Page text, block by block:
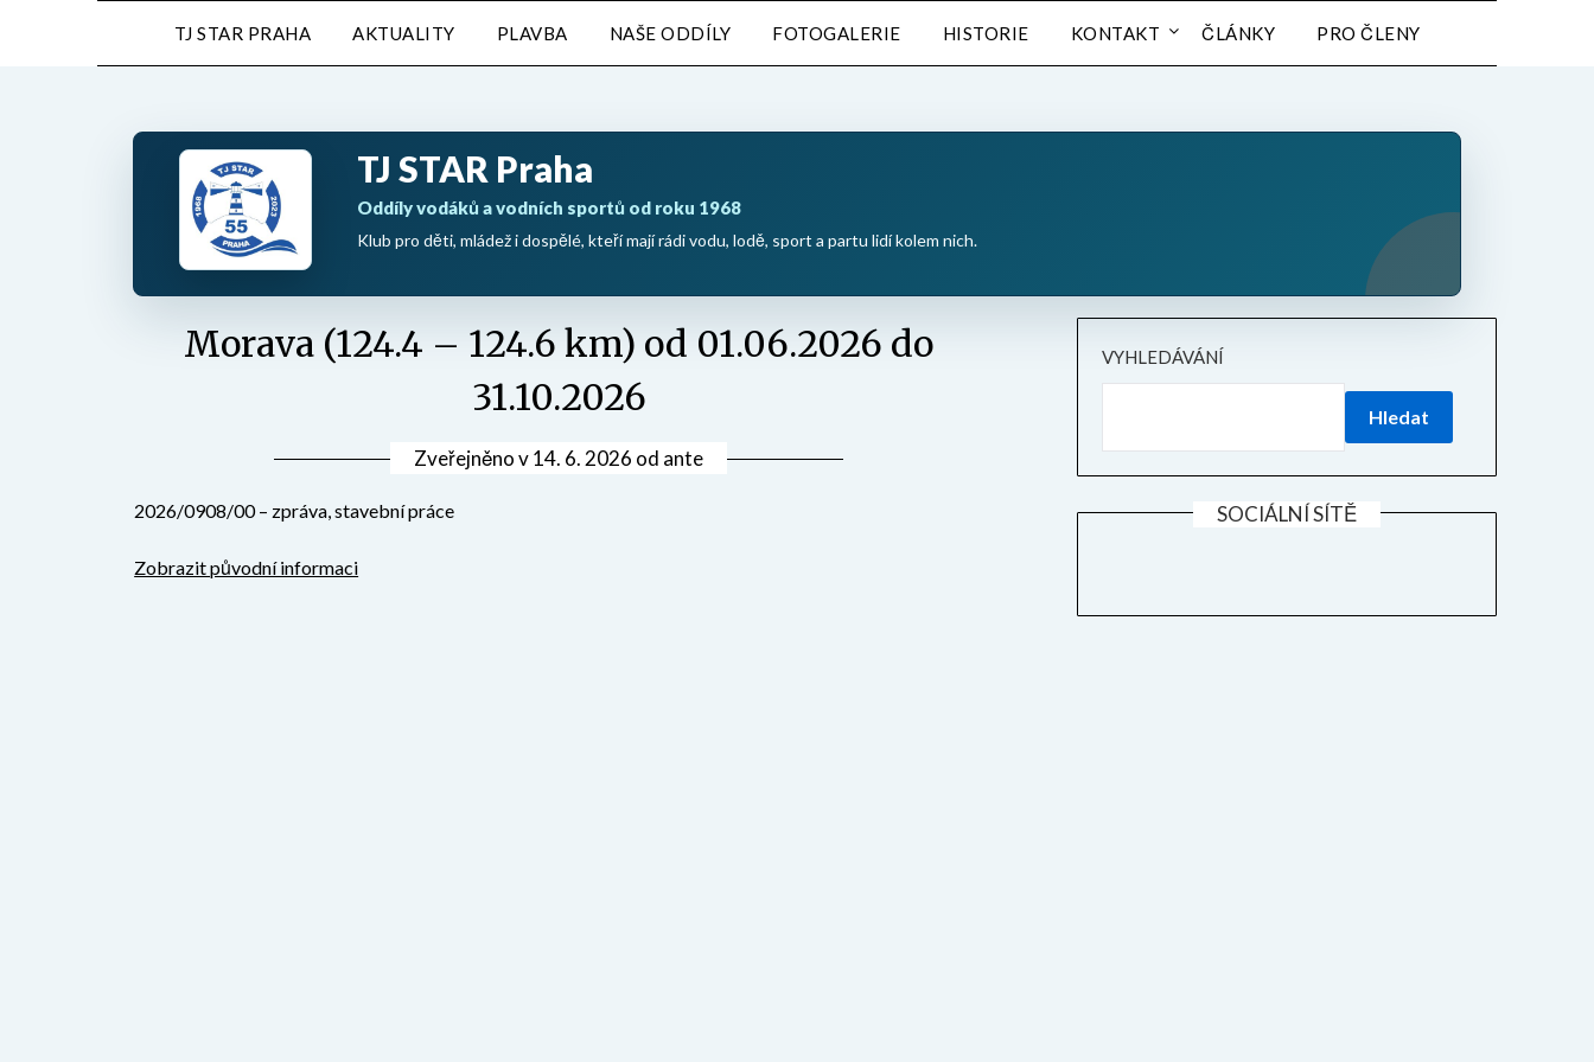
TJ STAR PRAHA AKTUALITY PLAVBA NAŠE ODDÍLY FOTOGALERIE HISTORIE KONTAKT ČLÁNKY PRO ČLENY
TJ STAR Praha
Oddíly vodáků a vodních sportů od roku 1968
Klub pro děti, mládež i dospělé, kteří mají rádi vodu, lodě, sport a partu lidí kolem nich.
Morava (124.4 – 124.6 km) od 01.06.2026 do
31.10.2026
Zveřejněno v14. 6. 2026 od ante
2026/0908/00 – zpráva, stavební práce
Zobrazit původní informaci
VYHLEDÁVÁNÍ
Hledat
SOCIÁLNÍ SÍTĚ